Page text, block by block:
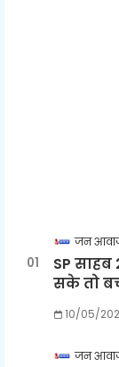
जन
SP
सके तो
10/05/
जन